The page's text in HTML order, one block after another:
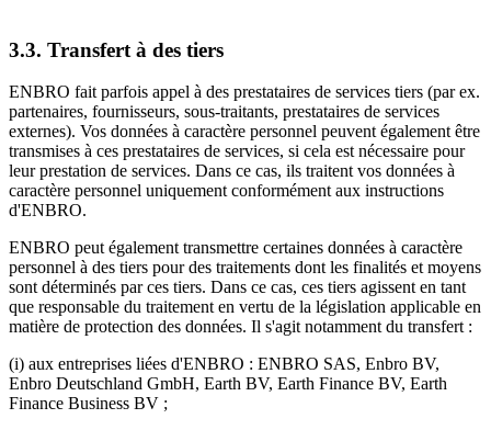
3.3. Transfert à des tiers
ENBRO fait parfois appel à des prestataires de services tiers (par ex.
partenaires, fournisseurs, sous-traitants, prestataires de services
externes). Vos données à caractère personnel peuvent également être
transmises à ces prestataires de services, si cela est nécessaire pour
leur prestation de services. Dans ce cas, ils traitent vos données à
caractère personnel uniquement conformément aux instructions
d'ENBRO.
ENBRO peut également transmettre certaines données à caractère
personnel à des tiers pour des traitements dont les finalités et moyens
sont déterminés par ces tiers. Dans ce cas, ces tiers agissent en tant
que responsable du traitement en vertu de la législation applicable en
matière de protection des données. Il s'agit notamment du transfert :
(i) aux entreprises liées d'ENBRO : ENBRO SAS, Enbro BV,
Enbro Deutschland GmbH, Earth BV, Earth Finance BV, Earth
Finance Business BV ;